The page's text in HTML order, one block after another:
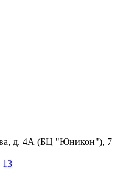
д. 4А (БЦ "Юникон"), 7
13